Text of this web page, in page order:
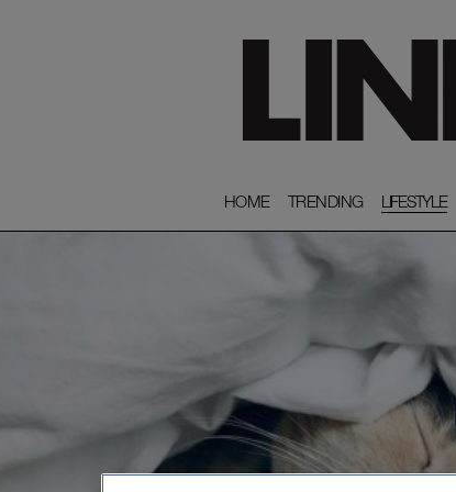
HOME
HOME TRENDING
TRENDING LIFESTYLE